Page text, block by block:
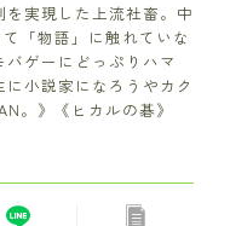
実現した上流社畜。中
「物語」に触れていな
ゲーにどっぷりハマ
小説家になろうやカク
。》《ヒカルの碁》